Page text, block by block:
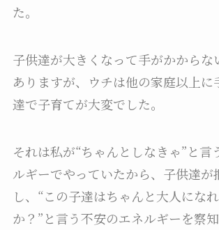
た。
子供達が大きくなって手がかからな
ありますが、ウチは他の家庭以上に
達で子育てが大変でした。
それは私が“ちゃんとしなきゃ”と言
ルギーでやっていたから、子供達が
し、“この子達はちゃんと大人にな
か？”と言う不安のエネルギーを察